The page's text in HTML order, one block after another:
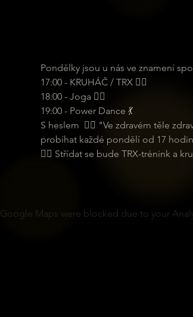
Pondělky jsou u nás ve znamení
17:00 - KRUHÁČ / TRX 🏋️‍♂️
18:00 - Joga 🧘‍♀️
19:00 - Power Dance 💃
S heslem  🏋️‍♂️ "Ve zdravém těle
probíhat každé pondělí od 17
🏋️‍♂️ Střídat se bude TRX-trénink a
Google Maps were blocked due to your